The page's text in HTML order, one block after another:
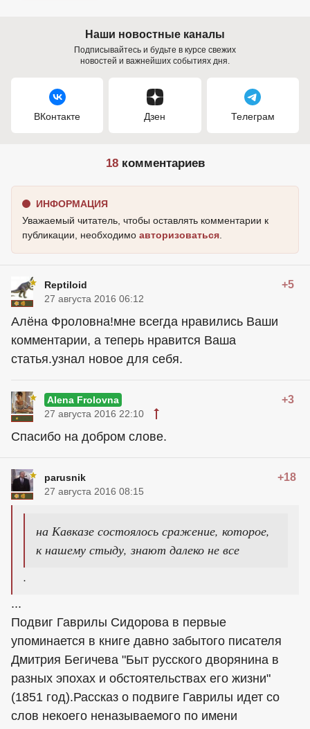
Наши новостные каналы
Подписывайтесь и будьте в курсе свежих
новостей и важнейших событиях дня.
ВКонтакте Дзен Телеграм
18комментариев
ИНФОРМАЦИЯ
Уважаемый читатель, чтобы оставлять комментарии к
публикации, необходимо авторизоваться
Reptiloid +5
27 августа 2016 06:12
Алёна Фроловна!мне всегда нравились Ваши
комментарии, а теперь нравится Ваша
статья.узнал новое для себя.
Alena Frolovna +3
27 августа 2016 22:10
Спасибо на добром слове.
parusnik +18
27 августа 2016 08:15
на Кавказе состоялось сражение, которое,
к нашему стыду, знают далеко не все
.
...
Подвиг Гаврилы Сидорова в первые
упоминается в книге давно забытого писателя
Дмитрия Бегичева "Быт русского дворянина в
разных эпохах и обстоятельствах его жизни"
(1851 год).Рассказ о подвиге Гаврилы идет со
слов некоего неназываемого по имени